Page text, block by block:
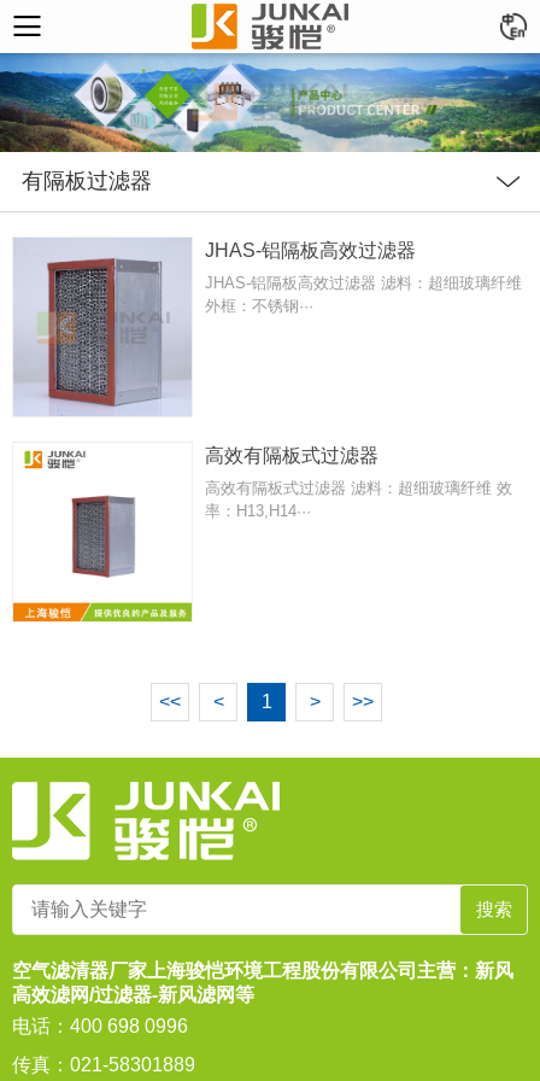
有隔板过滤器
JHAS-铝隔板高效过滤器
JHAS-铝隔板高效过滤器 滤料：超细玻璃纤维
外框：不锈钢···
高效有隔板式过滤器
高效有隔板式过滤器 滤料：超细玻璃纤维 效
率：H13,H14···
<< < 1 > >>
空气滤清器厂家上海骏恺环境工程股份有限公司主营：新风
高效滤网/过滤器-新风滤网等
电话：400 698 0996
传真：021-58301889